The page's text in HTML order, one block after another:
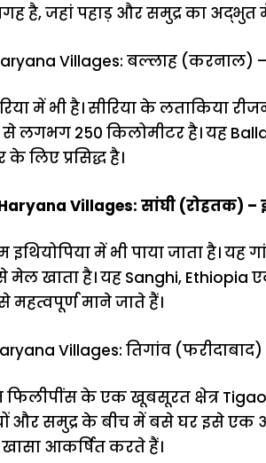
है, जहां पहाड़ और समुद्र का अद्भुत
Villages: बल्लाह (करनाल) –
में भी है। सीरिया के लताकिया
लगभग 250 किलोमीटर है। यह
लिए प्रसिद्ध है।
Villages: सांघी (रोहतक) –
में भी पाया जाता है। यह
मेल खाता है। यह Sanghi, Ethiopia
महत्वपूर्ण माने जाते हैं।
Villages: तिगांव
फिलीपींस के एक खूबसूरत क्षेत्र
और समुद्र के बीच में बसे घर इसे एक
खासा आकर्षित करते हैं।